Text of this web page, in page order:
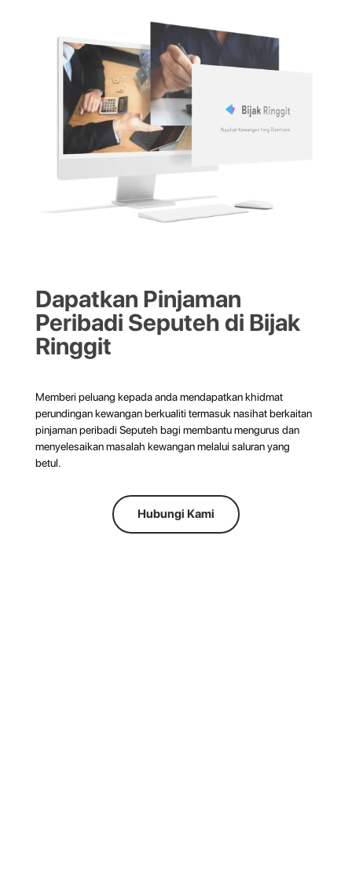
Dapatkan Pinjaman
Peribadi Seputeh di Bijak
Ringgit
Memberi peluang kepada anda mendapatkan khidmat
perundingan kewangan berkualiti termasuk nasihat berkaitan
pinjaman peribadi Seputeh bagi membantu mengurus dan
menyelesaikan masalah kewangan melalui saluran yang
betul.
Hubungi Kami